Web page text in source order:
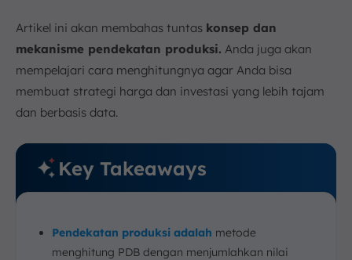
Artikel ini akan membahas tuntas konsep dan
mekanisme pendekatan produksi. Anda juga akan
mempelajari cara menghitungnya agar Anda bisa
membuat strategi harga dan investasi yang lebih tajam
dan berbasis data.
Key Takeaways
Pendekatan produksi adalah metode
menghitung PDB dengan menjumlahkan nilai